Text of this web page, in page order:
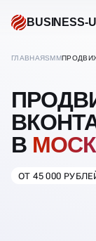
BUSINESS-
ГЛАВНАЯSMM
В
ОТ 45 000